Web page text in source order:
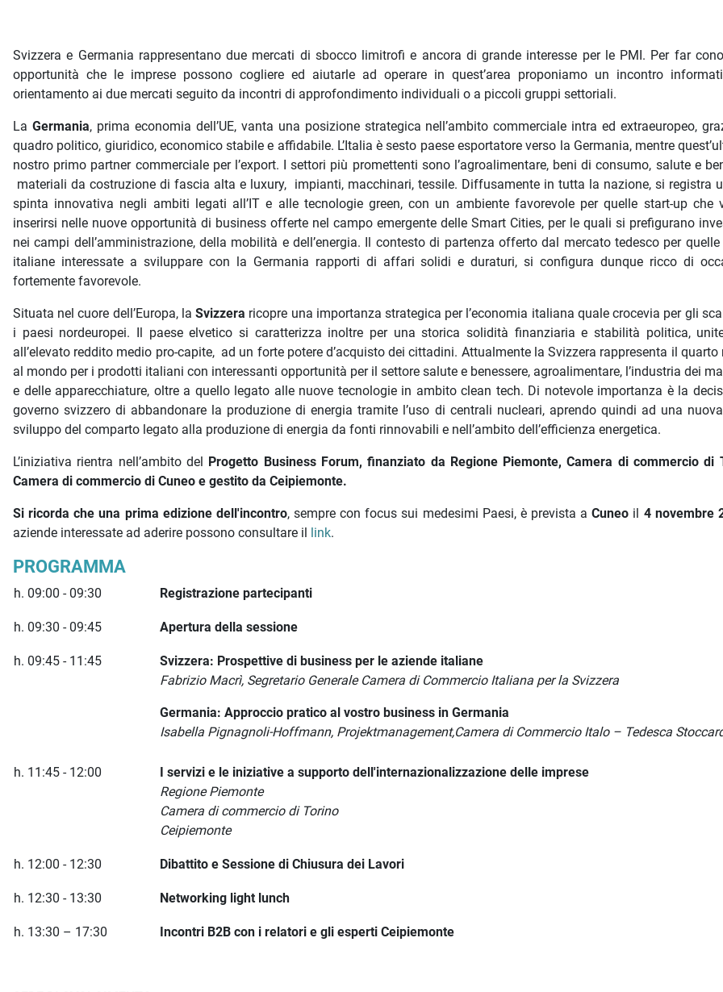
Svizzera e Germania rappresentano due mercati di sbocco limitrofi e ancora di grande interesse per le PMI. Per far
opportunità che le imprese possono cogliere ed aiutarle ad operare in quest’area proponiamo un incontro
orientamento ai due mercati seguito da incontri di approfondimento individuali o a piccoli gruppi settoriali.
La Germania, prima economia dell’UE, vanta una posizione strategica nell’ambito commerciale intra ed extraeuropeo,
quadro politico, giuridico, economico stabile e affidabile. L’Italia è sesto paese esportatore verso la Germania, mentre
nostro primo partner commerciale per l’export. I settori più promettenti sono l’agroalimentare, beni di consumo, salute e
materiali da costruzione di fascia alta e luxury, impianti, macchinari, tessile. Diffusamente in tutta la nazione, si registra
spinta innovativa negli ambiti legati all’IT e alle tecnologie green, con un ambiente favorevole per quelle start-up che
inserirsi nelle nuove opportunità di business offerte nel campo emergente delle Smart Cities, per le quali si prefigurano
nei campi dell’amministrazione, della mobilità e dell’energia. Il contesto di partenza offerto dal mercato tedesco per quelle
italiane interessate a sviluppare con la Germania rapporti di affari solidi e duraturi, si configura dunque ricco di
fortemente favorevole.
Situata nel cuore dell’Europa, laSvizzera ricopre una importanza strategica per l’economia italiana quale crocevia per gli
i paesi nordeuropei. Il paese elvetico si caratterizza inoltre per una storica solidità finanziaria e stabilità politica,
all’elevato reddito medio pro-capite, ad un forte potere d’acquisto dei cittadini. Attualmente la Svizzera rappresenta il quarto
al mondo per i prodotti italiani con interessanti opportunità per il settore salute e benessere, agroalimentare, l’industria dei
e delle apparecchiature, oltre a quello legato alle nuove tecnologie in ambito clean tech. Di notevole importanza è la
governo svizzero di abbandonare la produzione di energia tramite l’uso di centrali nucleari, aprendo quindi ad una
sviluppo del comparto legato alla produzione di energia da fonti rinnovabili e nell’ambito dell’efficienza energetica.
L’iniziativa rientra nell’ambito del
Progetto Business Forum, finanziato da Regione Piemonte, Camera di commercio di
Camera di commercio di Cuneo e gestito da Ceipiemonte.
Si ricorda che una prima edizione dell'incontro, sempre con focus sui medesimi Paesi, è prevista aCuneo il 4novembre
aziende interessate ad aderire possono consultare il
link.
PROGRAMMA
h. 09:00 - 09:30 Registrazione partecipanti
h. 09:30 - 09:45 Apertura della sessione
h. 09:45 - 11:45
Svizzera: Prospettive di business per le aziende italiane
Fabrizio Macrì, Segretario Generale Camera di Commercio Italiana per la Svizzera
Germania: Approccio pratico al vostro business in Germania
Isabella Pignagnoli-Hoffmann, Projektmanagement,Camera di Commercio Italo – Tedesca
h. 11:45 - 12:00
I servizi e le iniziative a supporto dell'internazionalizzazione delle imprese
Regione Piemonte
Camera di commercio di Torino
Ceipiemonte
h. 12:00 - 12:30 Dibattito e Sessione di Chiusura dei Lavori
h. 12:30 - 13:30 Networking light lunch
h. 13:30 – 17:30 Incontri B2B con i relatori e gli esperti Ceipiemonte